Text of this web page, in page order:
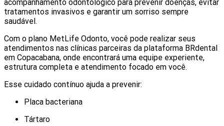
acompanhamento odontológico para prevenir doenças, evitar
tratamentos invasivos e garantir um sorriso sempre
saudável.
Com o plano MetLife Odonto, você pode realizar seus
atendimentos nas clínicas parceiras da plataforma BRdental
em Copacabana, onde encontrará uma equipe experiente,
estrutura completa e atendimento focado em você.
Esse cuidado contínuo ajuda a prevenir:
Placa bacteriana
Tártaro